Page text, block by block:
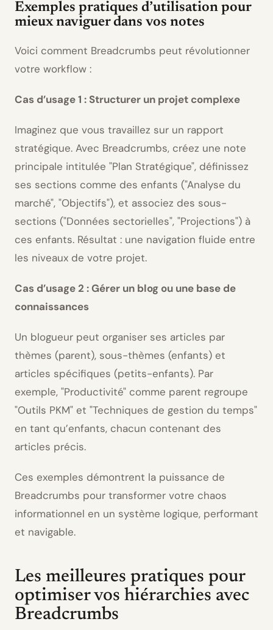
Exemples pratiques d’utilisation pour
mieux naviguer dans vos notes
Voici comment Breadcrumbs peut révolutionner
votre workflow :
Cas d’usage 1 : Structurer un projet complexe
Imaginez que vous travaillez sur un rapport
stratégique. Avec Breadcrumbs, créez une note
principale intitulée Plan Stratégique , définissez
ses sections comme des enfants (Analyse du
marché , Objectifs ), et associez des sous-
sections ( Données sectorielles , Projections ) à
ces enfants. Résultat : une navigation fluide entre
les niveaux de votre projet.
Cas d’usage 2 : Gérer un blog ou une base de
connaissances
Un blogueur peut organiser ses articles par
thèmes (parent), sous-thèmes (enfants) et
articles spécifiques (petits-enfants). Par
exemple, Productivité comme parent regroupe
Outils PKM et Techniques de gestion du temps
en tant qu’enfants, chacun contenant des
articles précis.
Ces exemples démontrent la puissance de
Breadcrumbs pour transformer votre chaos
informationnel en un système logique, performant
et navigable.
Les meilleures pratiques pour
optimiser vos hiérarchies avec
Breadcrumbs